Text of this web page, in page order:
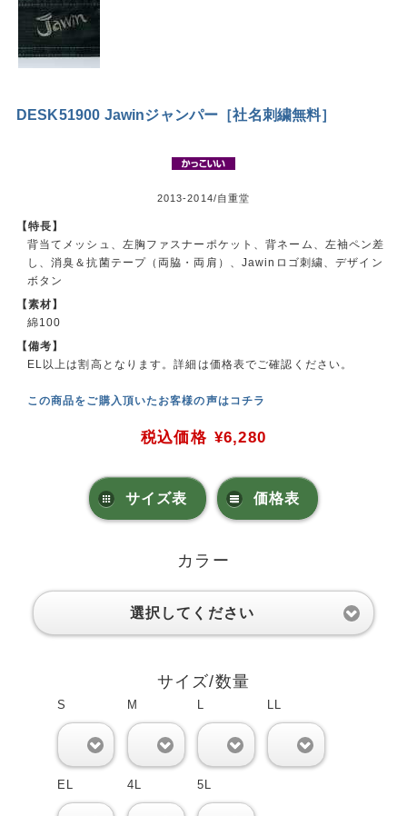
DESK51900 Jawinジャンパー［社名刺繍無料］
2013-2014/自重堂
【特長】
背当てメッシュ、左胸ファスナーポケット、背ネーム、左袖ペン差
し、消臭＆抗菌テープ（両脇・両肩）、Jawinロゴ刺繍、デザイン
ボタン
【素材】
綿100
【備考】
EL以上は割高となります。詳細は価格表でご確認ください。
この商品をご購入頂いたお客様の声はコチラ
税込価格 ¥6,280
サイズ表 価格表
カラー
選択してください
サイズ/数量
S M
EL 4L 5L